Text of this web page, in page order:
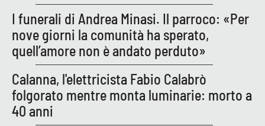
Crotone
Vibo Valentia
Reggio Calabria
Cosenza
I funerali di Andrea Minasi. Il parroco: «Per
nove giorni la comunità ha sperato,
quell’amore non è andato perduto»
Calanna, l'elettricista Fabio Calabrò
folgorato mentre monta luminarie: morto a
40 anni